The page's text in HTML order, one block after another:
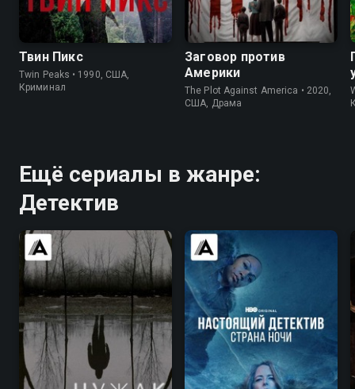
8.4 8.7
Твин Пикс
Twin Peaks • 1990, США,
Криминал
6.7 7.3
Заговор против
Америки
The Plot Against America • 2020,
США, Драма
Ещё сериалы в жанре:
Детектив